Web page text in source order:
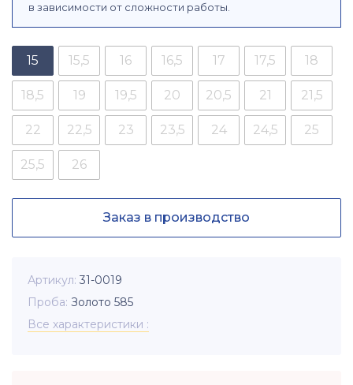
в зависимости от сложности работы.
15 15,5 16 16,5 17 17,5 18
18,5 19 19,5 20 20,5 21 21,5
22 22,5 23 23,5 24 24,5 25
25,5 26
Заказ в производство
Артикул 31-0019
Проба Золото 585
Все характеристики